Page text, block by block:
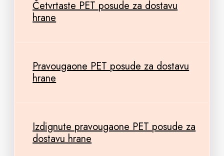
Četvrtaste PET posude za dostavu
hrane
Pravougaone PET posude za dostavu
hrane
Izdignute pravougaone PET posude za
dostavu hrane